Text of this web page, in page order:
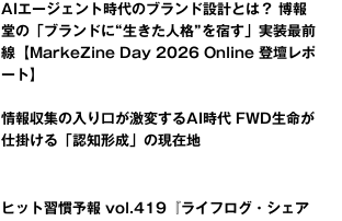
AIエージェント時代のブランド設計とは？ 博報
堂の「ブランドに“生きた人格”を宿す」実装最前
線【MarkeZine Day 2026 Online 登壇レポ
ート】
情報収集の入り口が激変するAI時代 FWD生命が
仕掛ける「認知形成」の現在地
ヒット習慣予報 vol.419『ライフログ・シェア